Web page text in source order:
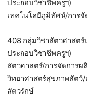
ประกอบวิชาชีพครูฯ)
เทคโนโลยีภูมิทัศน์/การจั
408 กลุ่มวิชาสัตวศาสตร์
ประกอบวิชาชีพครูฯ)
สัตวศาสตร์/การจัดการผ
วิทยาศาสตร์สุขภาพสัตว์
สัตวรักษ์